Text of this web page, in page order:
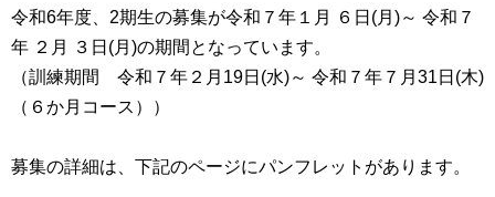
令和6年度、2期生の募集が令和７年１月 ６日(月)～ 令和７
年 ２月 ３日(月)の期間となっています。
（訓練期間 令和７年２月19日(水)～ 令和７年７月31日(木)
（６か月コース））
募集の詳細は、下記のページにパンフレットがあります。